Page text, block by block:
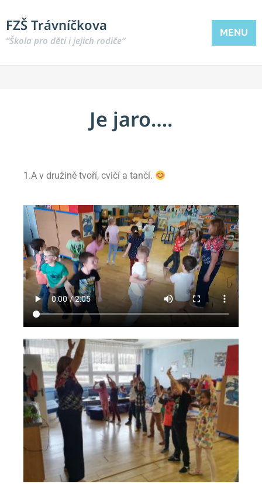
FZŠ Trávníčkova
“Škola pro děti i jejich rodiče“
MENU
Je jaro….
1.A v družině tvoří, cvičí a tančí.